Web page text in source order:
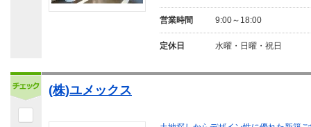
営業時間 9:00～18:00
定休日 水曜・日曜・祝日
(株)ユメックス